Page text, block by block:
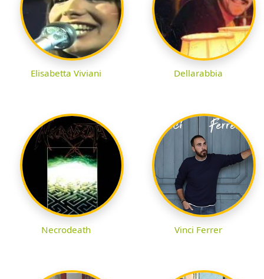
Elisabetta Viviani Dellarabbia
Necrodeath Vinci Ferrer